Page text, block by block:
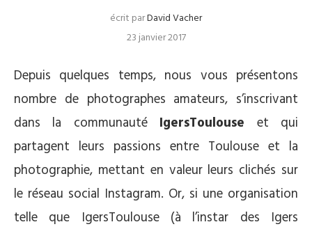
écrit parDavid Vacher
23 janvier 2017
Depuis quelques temps, nous vous présentons
nombre de photographes amateurs, s’inscrivant
dans la communautéIgersToulouse et qui
partagent leurs passions entre Toulouse et la
photographie, mettant en valeur leurs clichés sur
le réseau social Instagram. Or, si une organisation
telle que IgersToulouse (à l’instar des Igers